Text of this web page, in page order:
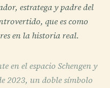
estratega y padre del
que es como
en la historia real.
en el espacio Schengen y
2023, un doble símbolo